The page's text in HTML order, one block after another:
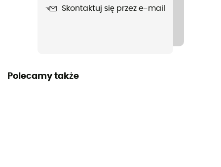
Skontaktuj się przez e-mail
Polecamy także